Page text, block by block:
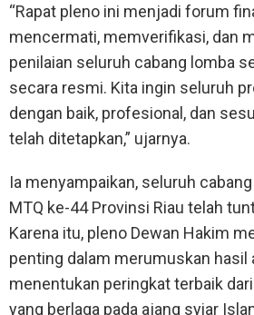
“Rapat pleno ini menjadi forum
mencermati, memverifikasi, dan
penilaian seluruh cabang lomba
secara resmi. Kita ingin seluruh
dengan baik, profesional, dan
telah ditetapkan,” ujarnya.
Ia menyampaikan, seluruh
MTQ ke-44 Provinsi Riau telah
Karena itu, pleno Dewan Hakim
penting dalam merumuskan hasil
menentukan peringkat terbaik
yang berlaga pada ajang syiar